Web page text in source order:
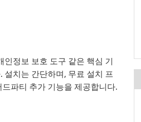
정보 보호 도구 같은 핵심 기
치는 간단하며, 무료 설치 프
파티 추가 기능을 제공합니다.